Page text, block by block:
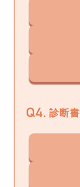
診断